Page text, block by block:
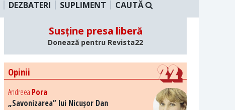
DEZBATERI SUPLIMENT CAUTĂ
Susține presa liberă
Donează pentru Revista22
Opinii
Andreea Pora
„Savonizarea” lui Nicușor Dan